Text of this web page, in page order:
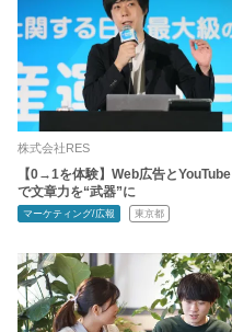
株式会社RES
【0→1を体験】Web広告とYouTube
で文章力を“武器”に
マーケティング/広報 東京都